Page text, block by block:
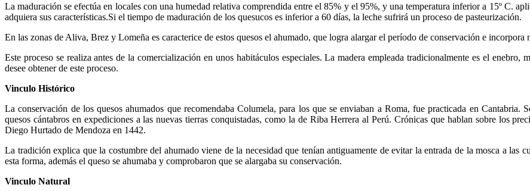
La maduración se efectúa en locales con una humedad relativa comprendida entre el 85% y el 95%, y una temperatura inferior a 15º C.
adquiera sus características.Si el tiempo de maduración de los quesucos es inferior a 60 días, la leche sufrirá un proceso de pasteurización.
En las zonas de Aliva, Brez y Lomeña es caracterice de estos quesos el ahumado, que logra alargar el período de conservación e incorpora
Este proceso se realiza antes de la comercialización en unos habitáculos especiales. La madera empleada tradicionalmente es el
desee obtener de este proceso.
Vinculo Histórico
La conservación de los quesos ahumados que recomendaba Columela, para los que se enviaban a Roma, fue practicada en Cantabria.
quesos cántabros en expediciones a las nuevas tierras conquistadas, como la de Riba Herrera al Perú. Crónicas que hablan sobre los
Diego Hurtado de Mendoza en 1442.
La tradición explica que la costumbre del ahumado viene de la necesidad que tenían antiguamente de evitar la entrada de la mosca a las
esta forma, además el queso se ahumaba y comprobaron que se alargaba su conservación.
Vinculo Natural